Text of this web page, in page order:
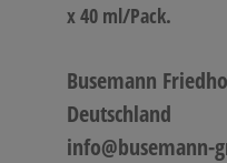
x 40 ml/Pack.
Busemann
Deutschland
info@busemann-